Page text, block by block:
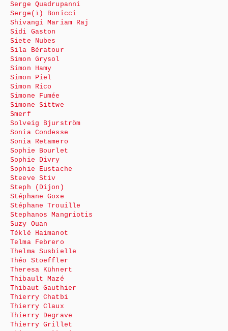
Serge Quadrupanni
Serge(ï) Bonicci
Shivangi Mariam Raj
Sidi Gaston
Siete Nubes
Sila Bératour
Simon Grysol
Simon Hamy
Simon Piel
Simon Rico
Simone Fumée
Simone Sittwe
Smerf
Solveig Bjurström
Sonia Condesse
Sonia Retamero
Sophie Bourlet
Sophie Divry
Sophie Eustache
Steeve Stiv
Steph (Dijon)
Stéphane Goxe
Stéphane Trouille
Stephanos Mangriotis
Suzy Ouan
Téklé Haimanot
Telma Febrero
Thelma Susbielle
Théo Stoeffler
Theresa Kühnert
Thibault Mazé
Thibaut Gauthier
Thierry Chatbi
Thierry Claux
Thierry Degrave
Thierry Grillet